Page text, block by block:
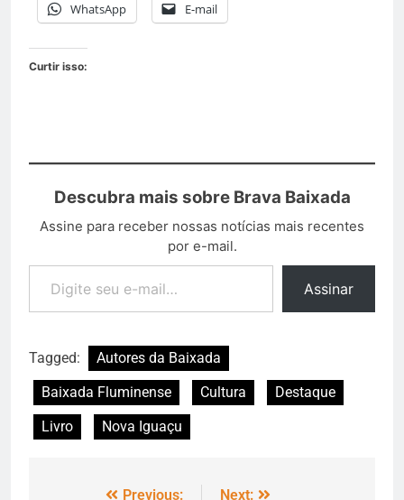
WhatsApp E-mail
Curtir isso:
Descubra mais sobre Brava Baixada
Assine para receber nossas notícias mais recentes
por e-mail.
Assinar
Tagged:
Autores da Baixada
Baixada Fluminense
Cultura
Destaque
Livro
Nova Iguaçu
Previous:
Next: